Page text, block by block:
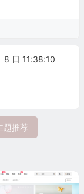
8 日 11:38:10
题推荐